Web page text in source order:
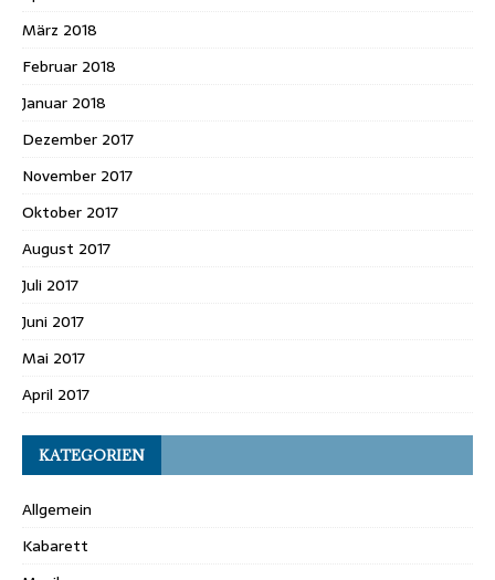
März 2018
Februar 2018
Januar 2018
Dezember 2017
November 2017
Oktober 2017
August 2017
Juli 2017
Juni 2017
Mai 2017
April 2017
KATEGORIEN
Allgemein
Kabarett